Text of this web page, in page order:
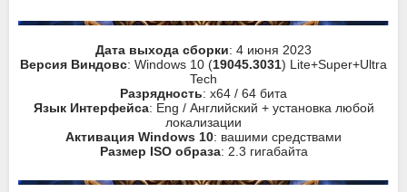
Дата выхода сборки: 4 июня 2023
Версия Виндовс: Windows 10 (19045.3031) Lite+Super+Ultra
Tech
Разрядность: x64 / 64 бита
Язык Интерфейса: Eng / Английский + установка любой
локализации
Активация Windows 10: вашими средствами
Размер ISO образа: 2.3 гигабайта